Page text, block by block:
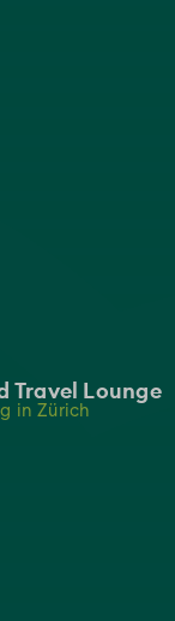
Travel Lounge
in Zürich